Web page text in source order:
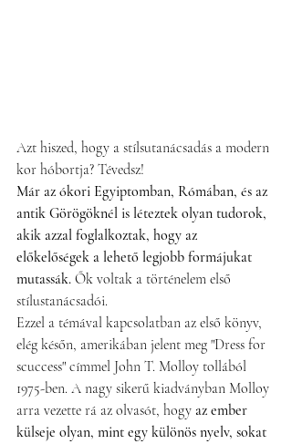
Azt hiszed, hogy a stílsutanácsadás a modern
kor hóbortja? Tévedsz!
Már az ókori Egyiptomban, Rómában, és az
antik Görögöknél is léteztek olyan tudorok,
akik azzal foglalkoztak, hogy az
előkelőségek a lehető legjobb formájukat
mutassák. Ők voltak a történelem első
stílustanácsadói.
Ezzel a témával kapcsolatban az első könyv,
elég későn, amerikában jelent meg "Dress for
scuccess" címmel John T. Molloy tollából
1975-ben. A nagy sikerű kiadványban Molloy
arra vezette rá az olvasót, hogy az ember
külseje olyan, mint egy különös nyelv, sokat